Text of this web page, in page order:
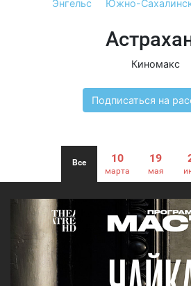
Энгельс
Южно-
Киномакс
Подписаться на
Все 10
марта
19
мая